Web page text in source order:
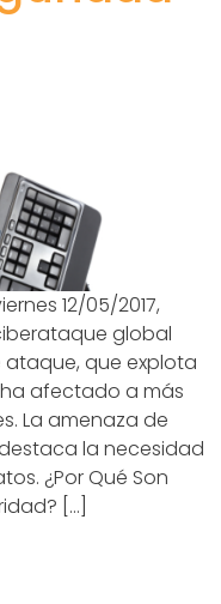
12/05/2017,
global
que explota
afectado a más
La amenaza de
la necesidad
¿Por Qué Son
[…]